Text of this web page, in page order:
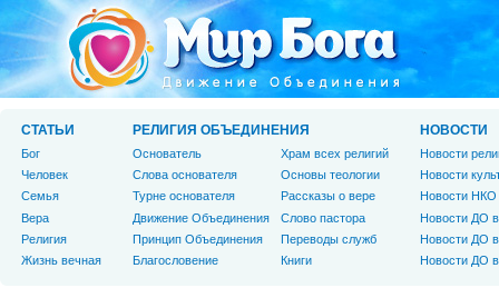
СТАТЬИ
Бог
Человек
Cемья
Вера
Религия
Жизнь вечная
РЕЛИГИЯ ОБЪЕДИНЕНИЯ
Основатель
Слова основателя
Турне основателя
Движение Объединения
Принцип Объединения
Благословение
Храм всех религий
Основы теологии
Рассказы о вере
Слово пастора
Переводы служб
Книги
НОВОСТИ
Новости
Новости
Новости НКО
Новости ДО
Новости ДО
Новости ДО